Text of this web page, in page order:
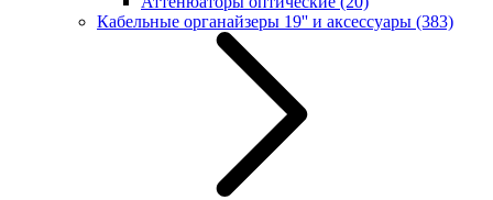
Кабельные органайзеры 19'' и аксессуары (383)